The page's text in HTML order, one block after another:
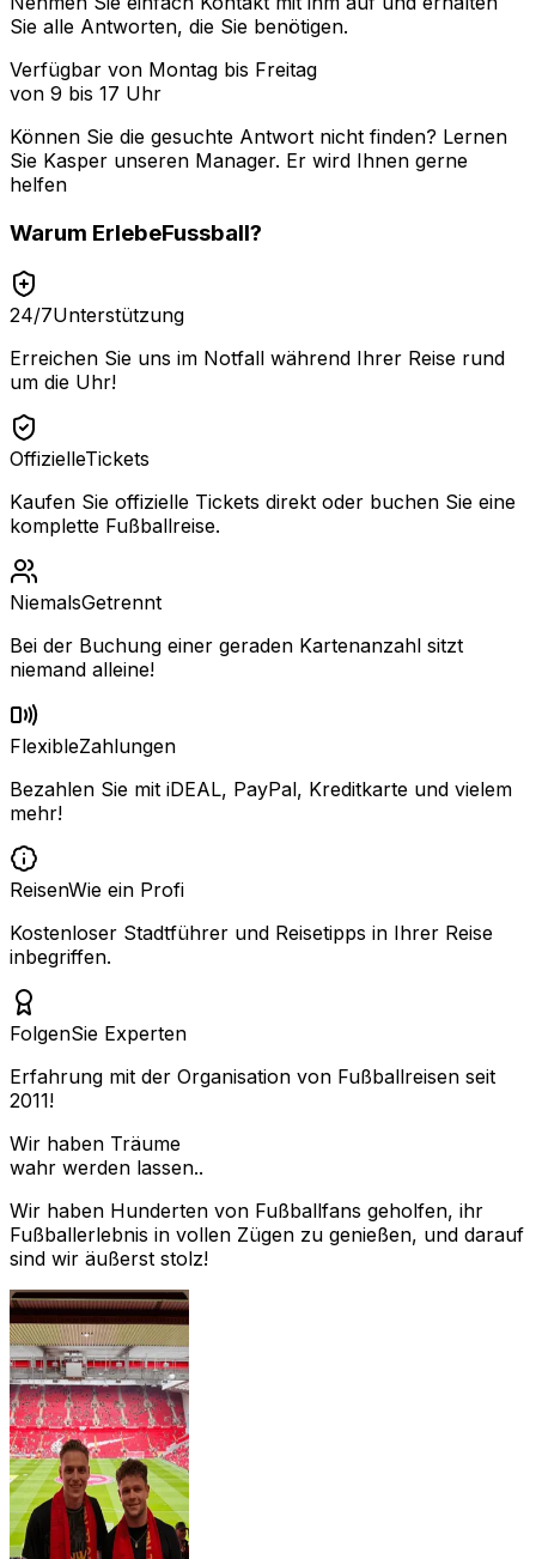
Sie alle Antworten, die Sie benötigen.
Verfügbar von Montag bis Freitag
von 9 bis 17 Uhr
Können Sie die gesuchte Antwort nicht finden? Lernen
Sie Kasper unseren Manager. Er wird Ihnen gerne
helfen
Warum ErlebeFussball?
24/7Unterstützung
Erreichen Sie uns im Notfall während Ihrer Reise rund
um die Uhr!
OffizielleTickets
Kaufen Sie offizielle Tickets direkt oder buchen Sie eine
komplette Fußballreise.
NiemalsGetrennt
Bei der Buchung einer geraden Kartenanzahl sitzt
niemand alleine!
FlexibleZahlungen
Bezahlen Sie mit iDEAL, PayPal, Kreditkarte und vielem
mehr!
ReisenWie ein Profi
Kostenloser Stadtführer und Reisetipps in Ihrer Reise
inbegriffen.
FolgenSie Experten
Erfahrung mit der Organisation von Fußballreisen seit
2011!
Wir haben Träume
wahr werden lassen..
Wir haben Hunderten von Fußballfans geholfen, ihr
Fußballerlebnis in vollen Zügen zu genießen, und darauf
sind wir äußerst stolz!